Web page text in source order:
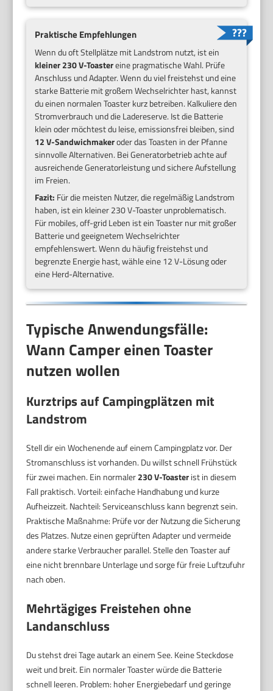
Praktische Empfehlungen
Wenn du oft Stellplätze mit Landstrom nutzt, ist ein
kleiner 230 V-Toastereine pragmatische Wahl. Prüfe
Anschluss und Adapter. Wenn du viel freistehst und eine
starke Batterie mit großem Wechselrichter hast, kannst
du einen normalen Toaster kurz betreiben. Kalkuliere den
Stromverbrauch und die Ladereserve. Ist die Batterie
klein oder möchtest du leise, emissionsfrei bleiben, sind
12 V-Sandwichmakeroder das Toasten in der Pfanne
sinnvolle Alternativen. Bei Generatorbetrieb achte auf
ausreichende Generatorleistung und sichere Aufstellung
im Freien.
Fazit: Für die meisten Nutzer, die regelmäßig Landstrom
haben, ist ein kleiner 230 V-Toaster unproblematisch.
Für mobiles, off-grid Leben ist ein Toaster nur mit großer
Batterie und geeignetem Wechselrichter
empfehlenswert. Wenn du häufig freistehst und
begrenzte Energie hast, wähle eine 12 V-Lösung oder
eine Herd-Alternative.
Typische Anwendungsfälle:
Wann Camper einen Toaster
nutzen wollen
Kurztrips auf Campingplätzen mit
Landstrom
Stell dir ein Wochenende auf einem Campingplatz vor. Der
Stromanschluss ist vorhanden. Du willst schnell Frühstück
für zwei machen. Ein normaler230 V-Toasterist in diesem
Fall praktisch. Vorteil: einfache Handhabung und kurze
Aufheizzeit. Nachteil: Serviceanschluss kann begrenzt sein.
Praktische Maßnahme: Prüfe vor der Nutzung die Sicherung
des Platzes. Nutze einen geprüften Adapter und vermeide
andere starke Verbraucher parallel. Stelle den Toaster auf
eine nicht brennbare Unterlage und sorge für freie Luftzufuhr
nach oben.
Mehrtägiges Freistehen ohne
Landanschluss
Du stehst drei Tage autark an einem See. Keine Steckdose
weit und breit. Ein normaler Toaster würde die Batterie
schnell leeren. Problem: hoher Energiebedarf und geringe